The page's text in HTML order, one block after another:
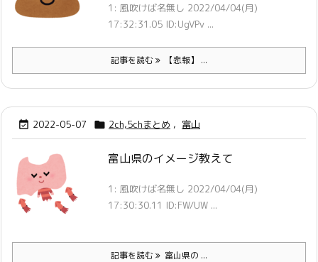
1: 風吹けば名無し 2022/04/04(月)
17:32:31.05 ID:UgVPv ...
記事を読む 【悲報】 ...
 2022-05-07  2ch,5chまとめ , 富山
富山県のイメージ教えて
1: 風吹けば名無し 2022/04/04(月)
17:30:30.11 ID:FW/UW ...
記事を読む 富山県の ...